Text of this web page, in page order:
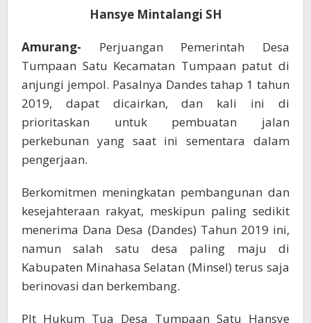
Hansye Mintalangi SH
Amurang- Perjuangan Pemerintah Desa
Tumpaan Satu Kecamatan Tumpaan patut di
anjungi jempol. Pasalnya Dandes tahap 1 tahun
2019, dapat dicairkan, dan kali ini di
prioritaskan untuk pembuatan jalan
perkebunan yang saat ini sementara dalam
pengerjaan.
Berkomitmen meningkatan pembangunan dan
kesejahteraan rakyat, meskipun paling sedikit
menerima Dana Desa (Dandes) Tahun 2019 ini,
namun salah satu desa paling maju di
Kabupaten Minahasa Selatan (Minsel) terus saja
berinovasi dan berkembang.
Plt Hukum Tua Desa Tumpaan Satu Hansye